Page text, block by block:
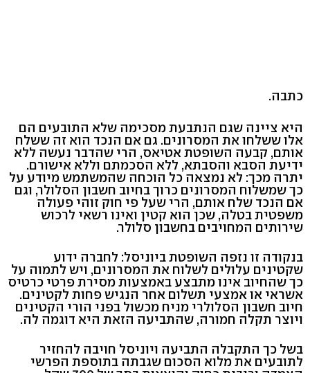
כתבה.
היא ציינה שגם הנתבעת מסכימה שלא התובעים הם
אלו ששלחו את המסרונים. גם אם הנכד הוא זה ששלח
אותם, קבעה השופטת אטיאס, הרי שהדבר נעשה ללא
ידיעת הסבא והסבתא, ללא הסכמתם וללא אישורם.
יתרה מכך: לא נמצאה כל הוכחה שהמשתמש מיודע על
כך שמשלוח המסרונים כרוך בחיוב חשבון הסלולר, וגם
אם הנכד שלח אותם, הרי שעל פי חוק זוהי פעולה
משפטית בטלה, שכן הוא קטין ואינו רשאי לרכוש
שירותים המחויבים בחשבון סלולר.
בנקודה זו נזפה השופטת ביוניסל: לחברה ידוע
שקטינים עלולים לשלוח את המסרונים, ויש לתמוה על
כך שהחיוב אינו מתבצע באמצעות מסירת פרטי כרטיס
אשראי או אמצעי תשלום אחר הנגיש פחות לקטינים.
חיוב חשבון הסלולרי מניח מכשול בפני הורי הקטינים
ויוצר תקלה חמורה, שהתביעה הזאת היא דוגמה לה.
בשל כך התקבלה התביעה ויוניסל חויבה להחזיר
לתובעים את מלוא הסכום שגבתה בתוספת הפרשי